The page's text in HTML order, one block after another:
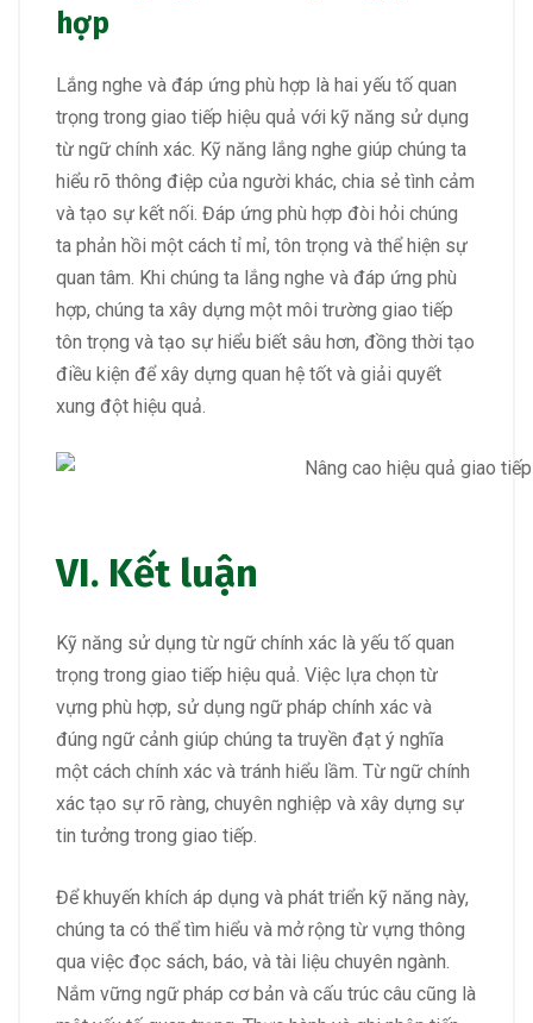
hợp
Lắng nghe và đáp ứng phù hợp là hai yếu tố quan
trọng trong giao tiếp hiệu quả với kỹ năng sử dụng
từ ngữ chính xác. Kỹ năng lắng nghe giúp chúng ta
hiểu rõ thông điệp của người khác, chia sẻ tình cảm
và tạo sự kết nối. Đáp ứng phù hợp đòi hỏi chúng
ta phản hồi một cách tỉ mỉ, tôn trọng và thể hiện sự
quan tâm. Khi chúng ta lắng nghe và đáp ứng phù
hợp, chúng ta xây dựng một môi trường giao tiếp
tôn trọng và tạo sự hiểu biết sâu hơn, đồng thời tạo
điều kiện để xây dựng quan hệ tốt và giải quyết
xung đột hiệu quả.
VI. Kết luận
Kỹ năng sử dụng từ ngữ chính xác là yếu tố quan
trọng trong giao tiếp hiệu quả. Việc lựa chọn từ
vựng phù hợp, sử dụng ngữ pháp chính xác và
đúng ngữ cảnh giúp chúng ta truyền đạt ý nghĩa
một cách chính xác và tránh hiểu lầm. Từ ngữ chính
xác tạo sự rõ ràng, chuyên nghiệp và xây dựng sự
tin tưởng trong giao tiếp.
Để khuyến khích áp dụng và phát triển kỹ năng này,
chúng ta có thể tìm hiểu và mở rộng từ vựng thông
qua việc đọc sách, báo, và tài liệu chuyên ngành.
Nắm vững ngữ pháp cơ bản và cấu trúc câu cũng là